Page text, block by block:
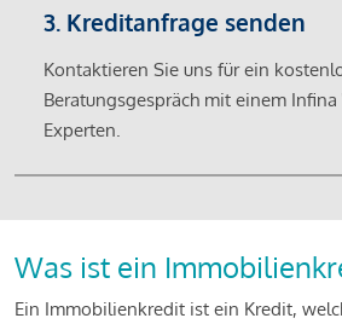
3. Kreditanfrage senden
Kontaktieren Sie uns für ein
Beratungsgespräch mit einem
Experten.
Was ist ein
Ein Immobilienkredit ist ein Kredit,